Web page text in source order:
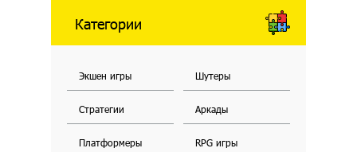
Категории
Экшен игры Шутеры
Стратегии Аркады
Платформеры RPG игры